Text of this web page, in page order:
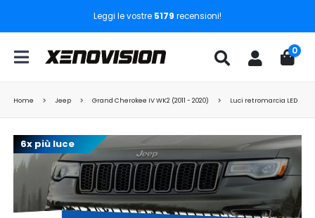
Leggi le vostre 5179 recensioni!
0
Home Jeep Grand Cherokee IV WK2 (2011 - 2020) Luci retromarcia LED
6x più luce